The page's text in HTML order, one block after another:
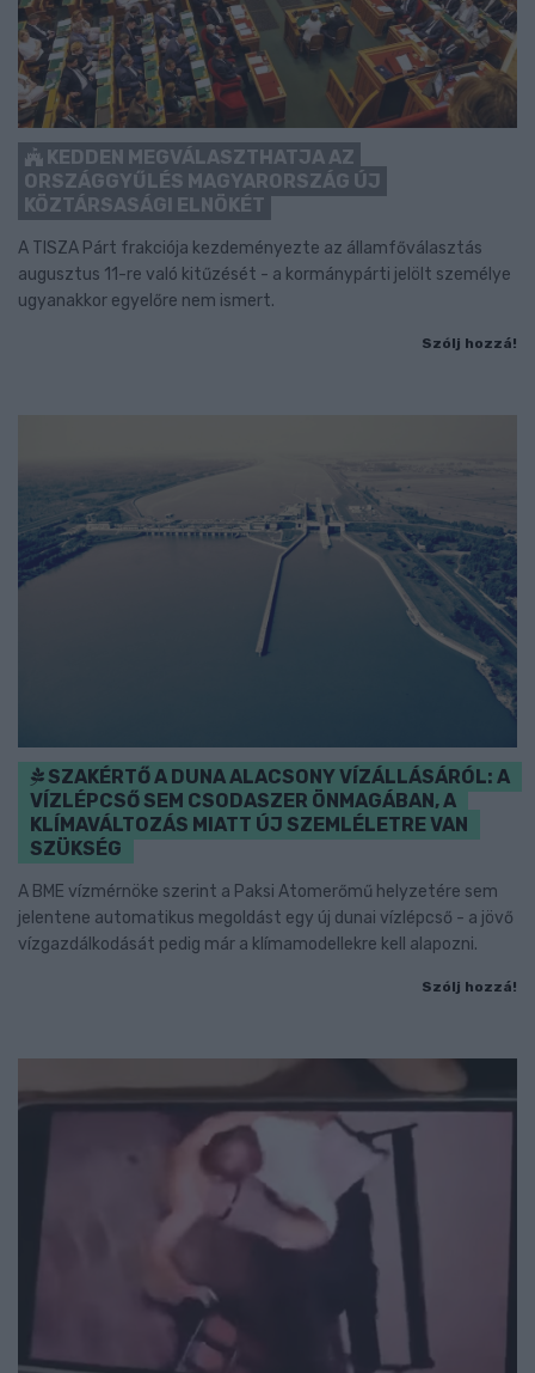
KEDDEN MEGVÁLASZTHATJA AZ
ORSZÁGGYŰLÉS MAGYARORSZÁG ÚJ
KÖZTÁRSASÁGI ELNÖKÉT
A TISZA Párt frakciója kezdeményezte az államfőválasztás
augusztus 11-re való kitűzését - a kormánypárti jelölt személye
ugyanakkor egyelőre nem ismert.
Szólj hozzá!
SZAKÉRTŐ A DUNA ALACSONY VÍZÁLLÁSÁRÓL: A
VÍZLÉPCSŐ SEM CSODASZER ÖNMAGÁBAN, A
KLÍMAVÁLTOZÁS MIATT ÚJ SZEMLÉLETRE VAN
SZÜKSÉG
A BME vízmérnöke szerint a Paksi Atomerőmű helyzetére sem
jelentene automatikus megoldást egy új dunai vízlépcső - a jövő
vízgazdálkodását pedig már a klímamodellekre kell alapozni.
Szólj hozzá!